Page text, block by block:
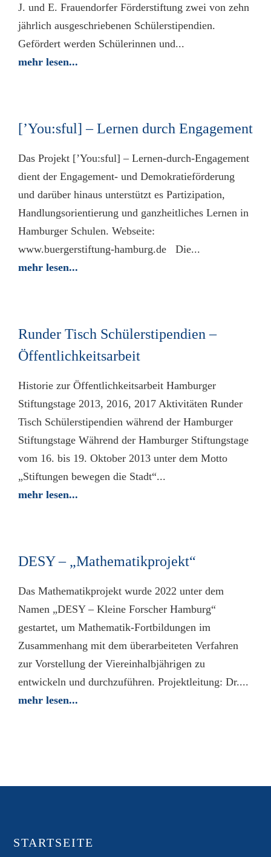
J. und E. Frauen­dorfer Förder­stiftung zwei von zehn
jährlich ausge­schriebenen Schüler­stipendien.
Gefördert werden Schülerinnen und...
mehr lesen...
[’You:sful] – Lernen durch Engagement
Das Projekt [’You:sful] – Lernen-durch-Engagement
dient der Engagement- und Demokratieförderung
und darüber hinaus unterstützt es Partizipation,
Handlungsorientierung und ganzheitliches Lernen in
Hamburger Schulen. Webseite:
www.buergerstiftung-hamburg.de Die...
mehr lesen...
Runder Tisch Schülerstipendien –
Öffentlichkeitsarbeit
Historie zur Öffentlichkeitsarbeit Hamburger
Stiftungstage 2013, 2016, 2017 Aktivitäten Runder
Tisch Schülerstipendien während der Hamburger
Stiftungstage Während der Hamburger Stiftungstage
vom 16. bis 19. Oktober 2013 unter dem Motto
„Stiftungen bewegen die Stadt“...
mehr lesen...
DESY – „Mathematikprojekt“
Das Mathematikprojekt wurde 2022 unter dem
Namen „DESY – Kleine Forscher Hamburg“
gestartet, um Mathematik-Fortbildungen im
Zusammenhang mit dem überarbeiteten Verfahren
zur Vorstellung der Viereinhalbjährigen zu
entwickeln und durchzuführen. Projektleitung: Dr....
mehr lesen...
STARTSEITE